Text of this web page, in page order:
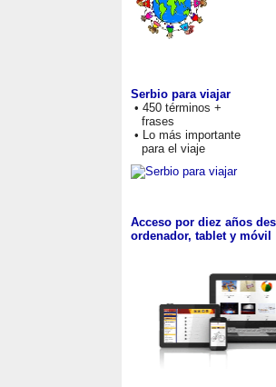
Serbio para viajar
• 450 términos +
frases
• Lo más importante
para el viaje
Acceso por diez años
ordenador, tablet y móvil